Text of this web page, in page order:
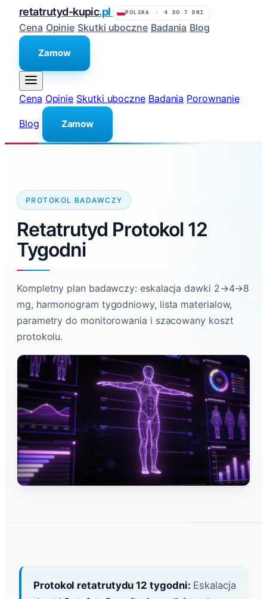
retatrutyd-kupic.pl POLSKA · 4 DO 7 DNI
Cena Opinie Skutki uboczne Badania Blog
Zamow
Cena Opinie Skutki uboczne Badania Porownanie
Blog Zamow
PROTOKOL BADAWCZY
Retatrutyd Protokol 12
Tygodni
Kompletny plan badawczy: eskalacja dawki 2→4→8
mg, harmonogram tygodniowy, lista materialow,
parametry do monitorowania i szacowany koszt
protokolu.
Protokol retatrutydu 12 tygodni: Eskalacja